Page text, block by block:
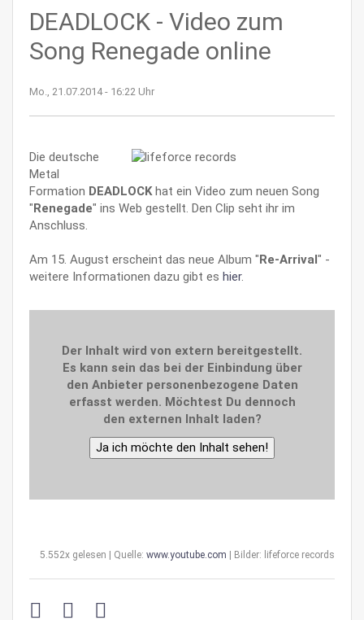
DEADLOCK - Video zum
Song Renegade online
Mo., 21.07.2014 - 16:22 Uhr
Die deutsche
Metal
Formation DEADLOCK hat ein Video zum neuen Song
"Renegade" ins Web gestellt. Den Clip seht ihr im
Anschluss.
Am 15. August erscheint das neue Album "Re-Arrival" -
weitere Informationen dazu gibt es hier.
Der Inhalt wird von extern bereitgestellt.
Es kann sein das bei der Einbindung über
den Anbieter personenbezogene Daten
erfasst werden. Möchtest Du dennoch
den externen Inhalt laden?
Ja ich möchte den Inhalt sehen!
5.552x gelesen | Quelle: www.youtube.com | Bilder: lifeforce records